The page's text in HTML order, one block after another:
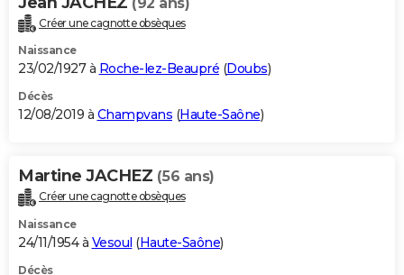
Créer une cagnotte obsèques
Naissance
23/02/1927 à Roche-lez-Beaupré (Doubs)
Décès
12/08/2019 à Champvans (Haute-Saône)
Martine JACHEZ (56 ans)
Créer une cagnotte obsèques
Naissance
24/11/1954 à Vesoul (Haute-Saône)
Décès